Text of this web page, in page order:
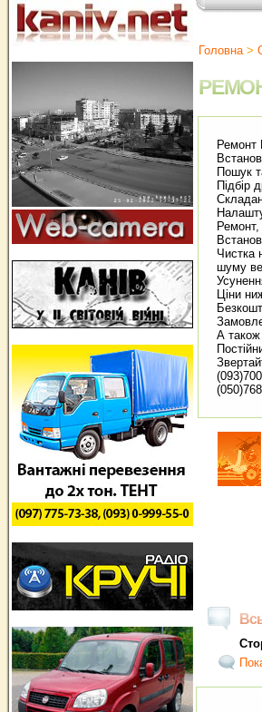
Головна>
Ремонт
Пошук
Підбір
Ремонт,
Чистка
шуму
Ціни
А також